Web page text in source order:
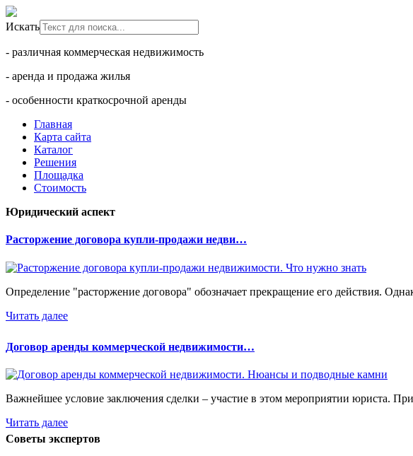
Искать
- различная коммерческая недвижимость
- аренда и продажа жилья
- особенности краткосрочной аренды
Главная
Карта сайта
Каталог
Решения
Площадка
Стоимость
Юридический аспект
Расторжение договора купли-продажи недви…
Определение "расторжение договора" обозначает прекращение его действия.
Читать далее
Договор аренды коммерческой недвижимости…
Важнейшее условие заключения сделки – участие в этом мероприятии юриста.
Читать далее
Советы экспертов